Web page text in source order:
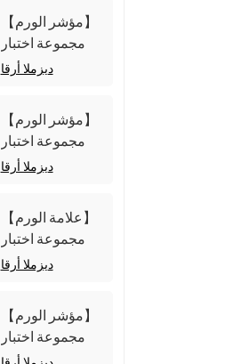
【مؤشر الورم】
مجموعة اختبار
مستضد
الكيميائية الضوئية
ديزملا أرقا
【مؤشر الورم】
مجموعة اختبار
مستضد
الكيميائية الضوئية
ديزملا أرقا
【علامة الورم】
مجموعة اختبار
Cytokeratin19
الكيميائية الضوئية
ديزملا أرقا
【مؤشر الورم】
مجموعة اختبار
ألفا فيتوبروتين